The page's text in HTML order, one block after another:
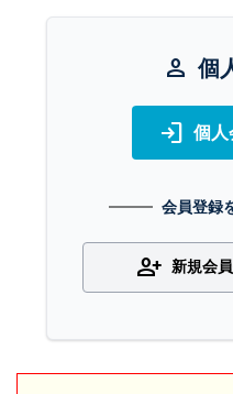
person 個
login 個人
会員登録
person_add 新規会